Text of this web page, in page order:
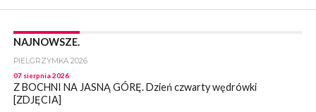
NAJNOWSZE.
PIELGRZYMKA 2026
07 sierpnia 2026
Z BOCHNI NA JASNĄ GÓRĘ. Dzień czwarty wędrówki
[ZDJĘCIA]